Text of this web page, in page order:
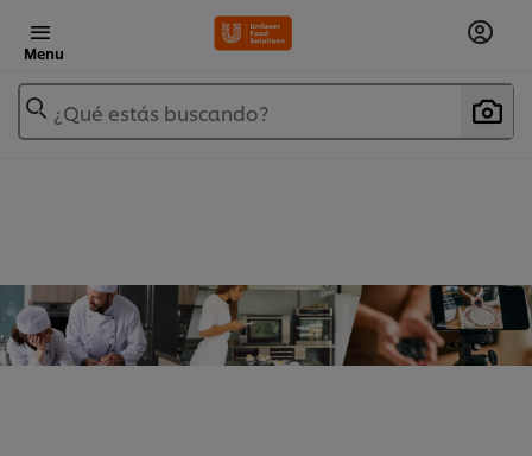
Menu
¿Qué estás buscando?